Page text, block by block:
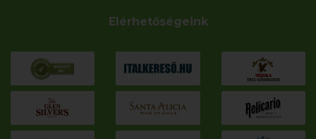
Elérhetőségeink